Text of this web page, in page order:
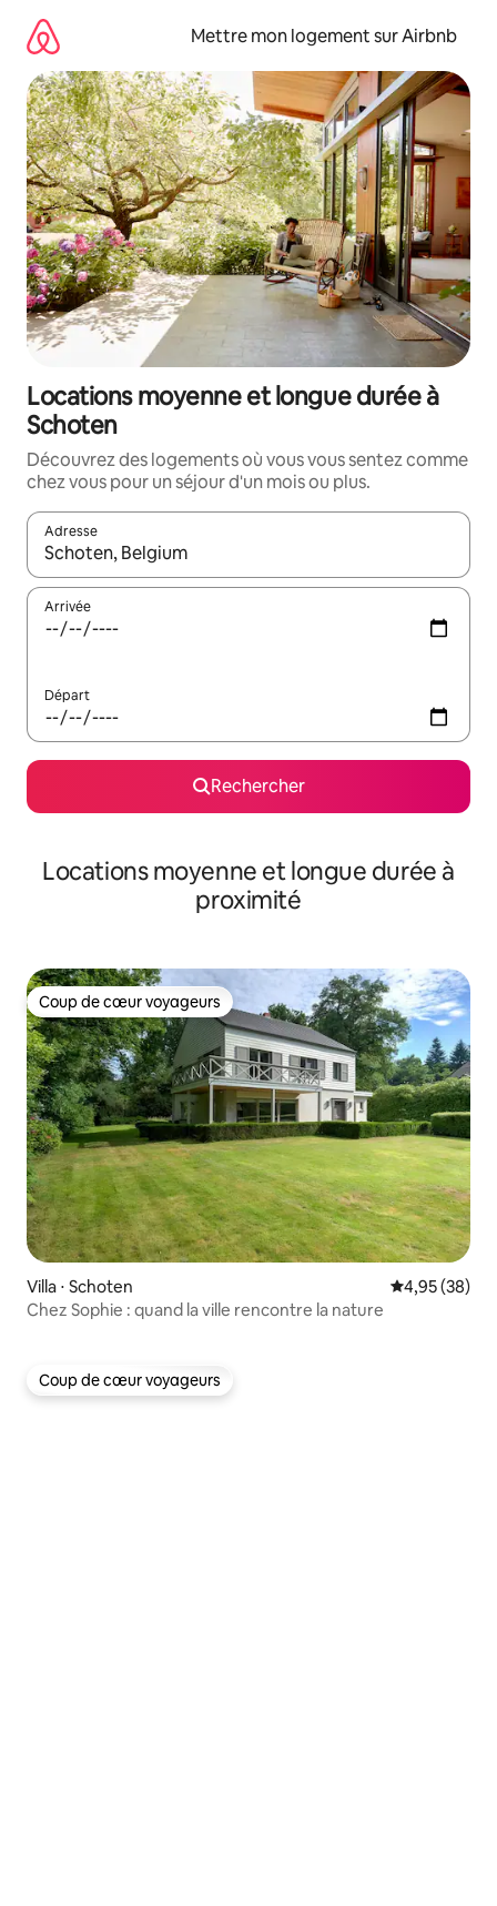
directement
contenu
Mettre mon logement sur Airbnb
Locations moyenne et longue durée à
Schoten
Découvrez des logements où vous vous sentez comme
chez vous pour un séjour d'un mois ou plus.
Adresse
Lorsque les résultats s'affichent, utilisez les flèches vers le
Arrivée
Départ
Rechercher
Locations moyenne et longue durée à
proximité
Coup de cœur voyageurs
Coup de cœur voyageurs
Villa ⋅ Schoten Évaluation
4,95 (38)
Chez Sophie : quand la ville rencontre la nature
Coup de cœur voyageurs
Coup de cœur voyageurs